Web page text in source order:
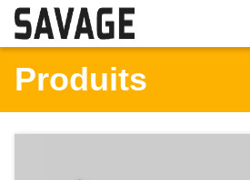
Produits